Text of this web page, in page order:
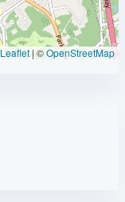
Leaflet|©OpenStreetMap